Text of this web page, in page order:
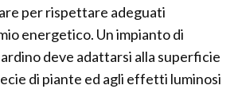
per rispettare adeguati
energetico. Un impianto di
deve adattarsi alla superficie
di piante ed agli effetti luminosi